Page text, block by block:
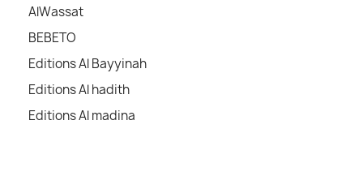
AlWassat
BEBETO
Editions Al Bayyinah
Editions Al hadith
Editions Al madina